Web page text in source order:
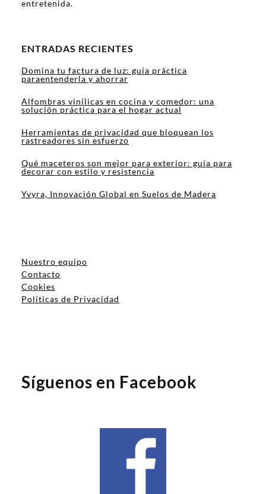
entretenida.
ENTRADAS RECIENTES
Domina tu factura de luz: guía práctica
paraentenderla y ahorrar
Alfombras vinílicas en cocina y comedor: una
solución práctica para el hogar actual
Herramientas de privacidad que bloquean los
rastreadores sin esfuerzo
Qué maceteros son mejor para exterior: guía para
decorar con estilo y resistencia
Yvyra, Innovación Global en Suelos de Madera
Nuestro equipo
Contacto
Cookies
Políticas de Privacidad
Síguenos en Facebook